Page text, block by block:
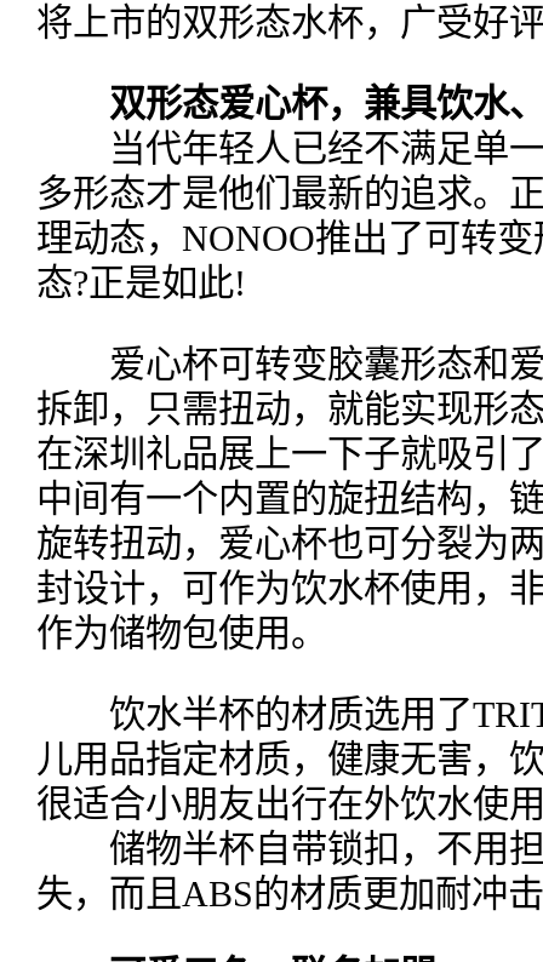
将上市的双形态水杯，广受好
双形态爱心杯，兼具饮水
当代年轻人已经不满足单一
多形态才是他们最新的追求。
理动态，NONOO推出了可转
态?正是如此!
爱心杯可转变胶囊形态和爱
拆卸，只需扭动，就能实现形
在深圳礼品展上一下子就吸引
中间有一个内置的旋扭结构，
旋转扭动，爱心杯也可分裂为
封设计，可作为饮水杯使用，
作为储物包使用。
饮水半杯的材质选用了
儿用品指定材质，健康无害，
很适合小朋友出行在外饮水使
储物半杯自带锁扣，不用担
失，而且ABS的材质更加耐冲